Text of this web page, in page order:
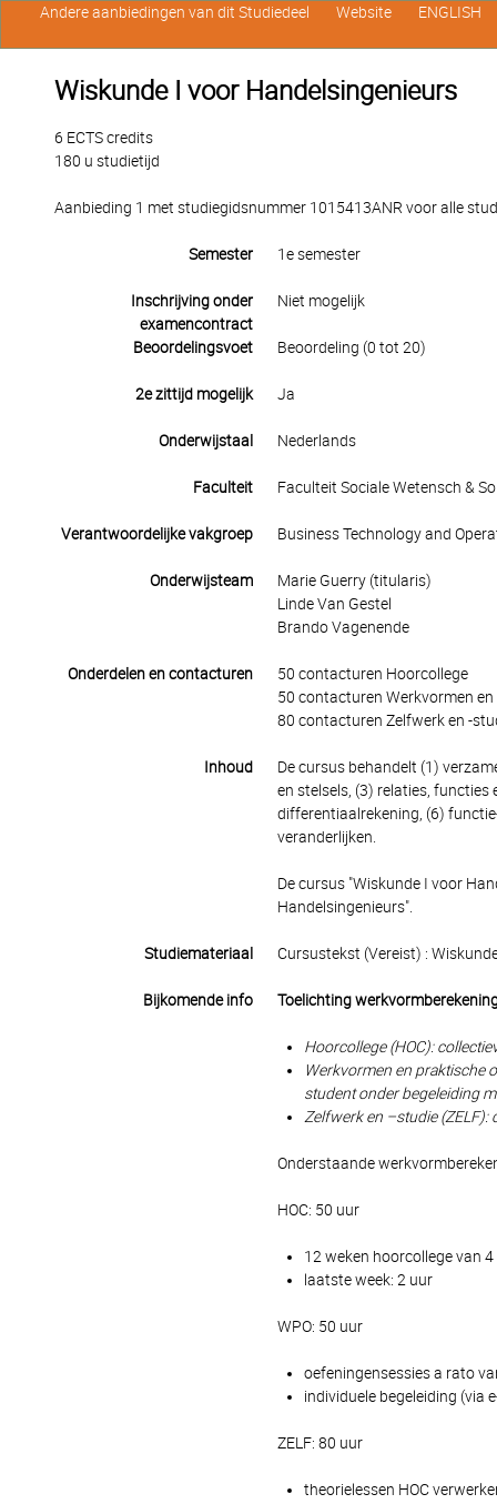
Wiskunde I voor Handelsingenieurs
6 ECTS credits
180 u studietijd
Aanbieding 1 met studiegidsnummer 1015413ANR voor alle
Semester 1e semester
Inschrijving onder
examencontract
Niet mogelijk
Beoordelingsvoet Beoordeling (0 tot 20)
2e zittijd mogelijk Ja
Onderwijstaal Nederlands
Faculteit Faculteit Sociale Wetensch &
Verantwoordelijke vakgroep Business Technology and
Onderwijsteam
Marie Guerry (titularis)
Linde Van Gestel
Brando Vagenende
Onderdelen en contacturen
50 contacturen Hoorcollege
50 contacturen Werkvormen en
80 contacturen Zelfwerk en -
Inhoud
De cursus behandelt (1)
en stelsels, (3) relaties,
differentiaalrekening, (6)
veranderlijken.
De cursus "Wiskunde I voor
Handelsingenieurs".
Studiemateriaal Cursustekst (Vereist) :
Bijkomende info Toelichting
Hoorcollege (HOC):
Werkvormen en praktische
student onder begeleiding
Zelfwerk en –studie
Onderstaande
HOC: 50 uur
12 weken hoorcollege van
laatste week: 2 uur
WPO: 50 uur
oefeningensessies a rato
individuele begeleiding (via
ZELF: 80 uur
theorielessen HOC
Andere aanbiedingen van dit Studiedeel Website ENGLISH